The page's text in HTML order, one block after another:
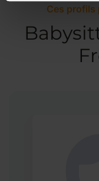
Ces profils